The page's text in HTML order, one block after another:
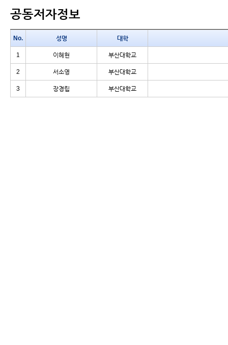
공동저자정보
No. 성명 대학
1 이혜현 부산대학교
2 서소영 부산대학교
3 장경립 부산대학교